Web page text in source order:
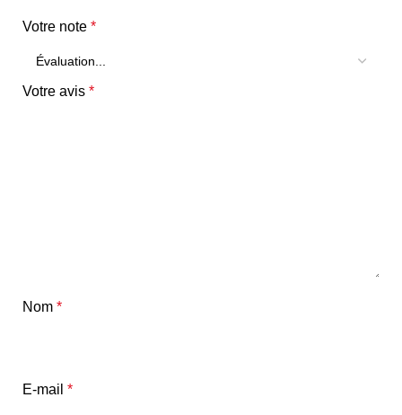
Votre note *
Votre avis *
Nom *
E-mail *